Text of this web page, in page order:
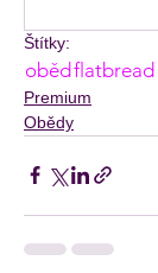
Štítky:
obědflatbread
Premium
Obědy